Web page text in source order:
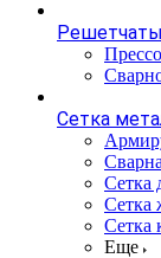
Сетка
Сетка
Сетка
Сетка
Еще